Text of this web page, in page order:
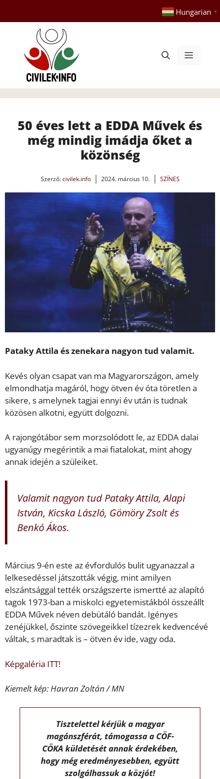
tartalomba
Hungarian ▼
Menü
50 éves lett a EDDA Művek és
még mindig imádja őket a
közönség
Szerző:civilek.info 2024. március 10. SZÍNES
Pataky Attila és zenekara nagyon tud valamit.
Kevés olyan csapat van ma Magyarországon, amely
elmondhatja magáról, hogy ötven év óta töretlen a
sikere, s amelynek tagjai ennyi év után is tudnak
közösen alkotni, együtt dolgozni.
A rajongótábor sem morzsolódott le, az EDDA dalai
ugyanúgy megérintik a mai fiatalokat, mint ahogy
annak idején a szüleiket.
Valamit nagyon tud Pataky Attila, Alapi
István, Kicska László, Gömöry Zsolt és
Benkó Ákos.
Március 9-én este az évfordulós bulit ugyanazzal a
lelkesedéssel játszották végig, mint amilyen
elszántsággal tették országszerte ismertté az alapító
tagok 1973-ban a miskolci egyetemistákból összeállt
EDDA Művek néven debütáló bandát. Igényes
zenéjükkel, őszinte szövegeikkel tízezrek kedvencévé
váltak, s maradtak is – ötven év ide, vagy oda.
Képgaléria ITT!
Kiemelt kép: Havran Zoltán / MN
Tisztelettel kérjük a magyar
magánszférát, támogassa a CÖF-
CÖKA küldetését annak érdekében,
hogy még eredményesebben, együtt
szolgálhassuk a közjót!